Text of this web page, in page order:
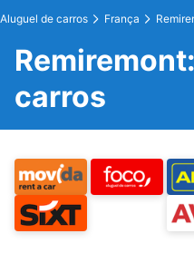
Aluguel de carros França
carros